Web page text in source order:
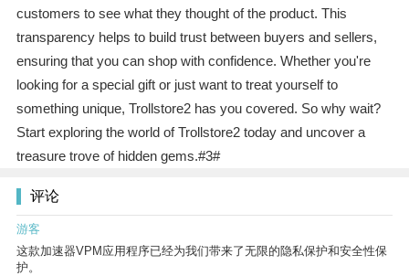
customers to see what they thought of the product. This
transparency helps to build trust between buyers and sellers,
ensuring that you can shop with confidence. Whether you're
looking for a special gift or just want to treat yourself to
something unique, Trollstore2 has you covered. So why wait?
Start exploring the world of Trollstore2 today and uncover a
treasure trove of hidden gems.#3#
评论
游客
这款加速器VPM应用程序已经为我们带来了无限的隐私保护和安全性保
护。